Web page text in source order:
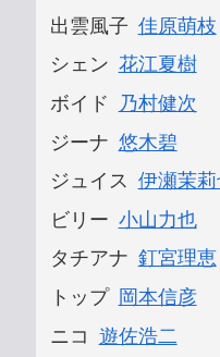
出雲風子 佳原萌枝
シェン 花江夏樹
ボイド
乃村健次
ジーナ 悠木碧
ジュイス 伊瀬茉
ビリー 小山力也
タチアナ 釘宮理恵
トップ 岡本信彦
ニコ 遊佐浩二